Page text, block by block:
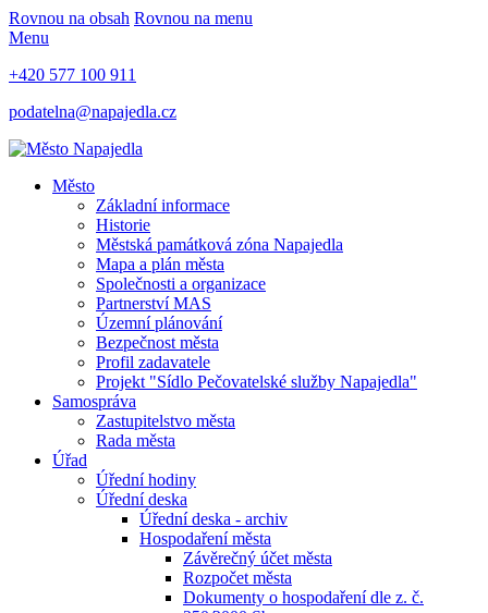
Rovnou na obsah Rovnou na menu
Menu
+420 577 100 911
podatelna@napajedla.cz
Město
Základní informace
Historie
Městská památková zóna Napajedla
Mapa a plán města
Společnosti a organizace
Partnerství MAS
Územní plánování
Bezpečnost města
Profil zadavatele
Projekt "Sídlo Pečovatelské služby Napajedla"
Samospráva
Zastupitelstvo města
Rada města
Úřad
Úřední hodiny
Úřední deska
Úřední deska - archiv
Hospodaření města
Závěrečný účet města
Rozpočet města
Dokumenty o hospodaření dle z. č.